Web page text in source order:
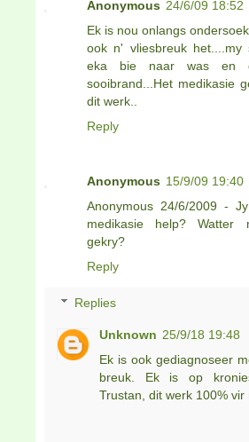
Anonymous 24/6/09 18:52
Ek is nou onlangs
ook n' vliesbreuk het....my
eka bie naar was en
sooibrand...Het medikasie
dit werk..
Reply
Anonymous 15/9/09 19:40
Anonymous 24/6/2009 -
medikasie help? Watter
gekry?
Reply
Replies
Unknown 25/9/18 19:48
Ek is ook gediagnoseer
breuk. Ek is op
Trustan, dit werk 100% vir